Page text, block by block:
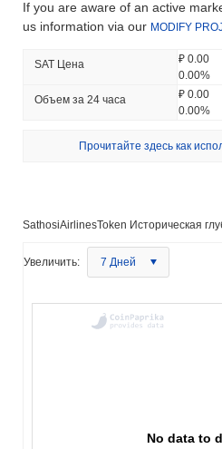
If you are aware of an active
us information via our MODIFY
SAT Цена
₽ 0.00
0.00%
Объем за 24 часа
₽ 0.00
0.00%
Прочитайте здесь как
SathosiAirlinesToken Историческая
Увеличить: 7 Дней
No data to